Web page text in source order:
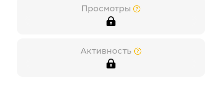
Просмотры
Активность